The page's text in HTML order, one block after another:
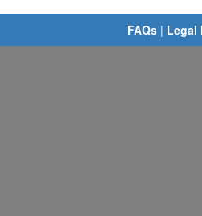
FAQs | Legal